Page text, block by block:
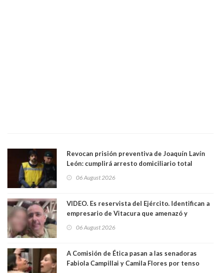
Revocan prisión preventiva de Joaquín Lavín
León: cumplirá arresto domiciliario total
06 August 2026
VIDEO. Es reservista del Ejército. Identifican a
empresario de Vitacura que amenazó y
al "ring raja". Se trata de Andrés Arrieta y la
06 August 2026
A Comisión de Ética pasan a las senadoras
Fabiola Campillai y Camila Flores por tenso